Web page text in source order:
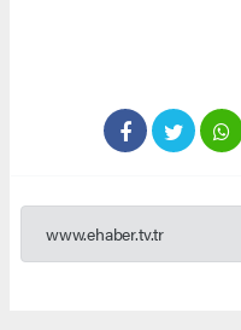
www.ehaber.tv.tr